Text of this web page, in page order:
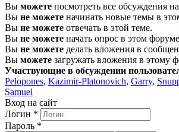
Вы можете посмотреть все обсуждения
Вы не можете начинать новые темы в
Вы не можете отвечать в этой теме.
Вы не можете начать опрос в этом
Вы не можете делать вложения в
Вы можете загружать вложения в этому
Участвующие в обсуждении
Pelopones, Kazimir-Platonovich, Garry,
Samuel
Вход на сайт
Логин *
Пароль *